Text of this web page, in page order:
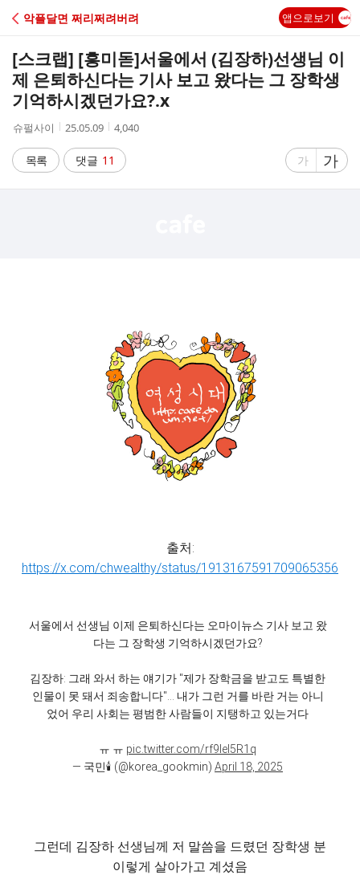
C
A
악플달면 쩌리쩌려버려 앱으로보기
[스크랩] [흥미돋]서울에서 (김장하)선생님 이
제 은퇴하신다는 기사 보고 왔다는 그 장학생
기억하시겠던가요?.x
작
자
슈펄사이
작
시
간
25.05.09
조
수
4,040
목록 댓글 11
글
가
글
자
가
출처:
https://x.com/chwealthy/status/1913167591709065356
서울에서 선생님 이제 은퇴하신다는 오마이뉴스 기사 보고 왔
다는 그 장학생 기억하시겠던가요?
김장하: 그래 와서 하는 얘기가 "제가 장학금을 받고도 특별한
인물이 못 돼서 죄송합니다"... 내가 그런 거를 바란 거는 아니
었어 우리 사회는 평범한 사람들이 지탱하고 있는거다
ㅠ ㅠ pic.twitter.com/rf9Iel5R1q
— 국민🕯️ (@korea_gookmin) April 18, 2025
그런데 김장하 선생님께 저 말씀을 드렸던 장학생 분
이렇게 살아가고 계셨음